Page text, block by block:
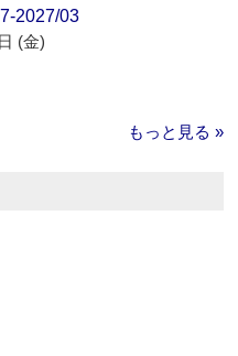
2027/03
(金)
もっと見る »